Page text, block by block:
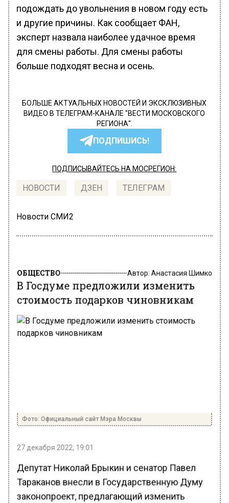
подождать до увольнения в новом году есть
и другие причины. Как сообщает ФАН,
эксперт назвала наиболее удачное время
для смены работы. Для смены работы
больше подходят весна и осень.
БОЛЬШЕ АКТУАЛЬНЫХ НОВОСТЕЙ И ЭКСКЛЮЗИВНЫХ
ВИДЕО В ТЕЛЕГРАМ-КАНАЛЕ "ВЕСТИ МОСКОВСКОГО
РЕГИОНА".
ПОДПИШИСЬ!
ПОДПИСЫВАЙТЕСЬ НА МОСРЕГИОН:
НОВОСТИ ДЗЕН ТЕЛЕГРАМ
Новости СМИ2
ОБЩЕСТВО Автор: Анастасия Шимко
В Госдуме предложили изменить
стоимость подарков чиновникам
Фото: Официальный сайт Мэра Москвы
27 декабря 2022, 19:01
Депутат Николай Брыкин и сенатор Павел
Тараканов внесли в Государственную Думу
законопроект, предлагающий изменить